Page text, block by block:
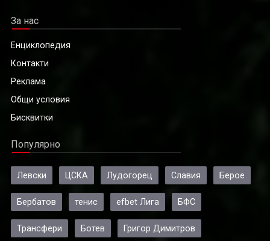
За нас
Енциклопедия
Контакти
Реклама
Общи условия
Бисквитки
Популярно
Левски ЦСКА Лудогорец Славия Берое
Бербатов тенис efbet Лига БФС
Трансфери Ботев Григор Димитров